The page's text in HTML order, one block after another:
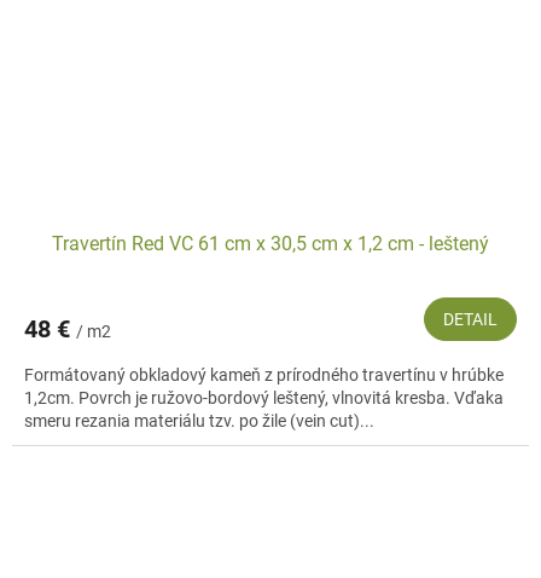
Travertín Red VC 61 cm x 30,5 cm x 1,2 cm - leštený
48 € / m2
DETAIL
Formátovaný obkladový kameň z prírodného travertínu v hrúbke
1,2cm. Povrch je ružovo-bordový leštený, vlnovitá kresba. Vďaka
smeru rezania materiálu tzv. po žile (vein cut)...